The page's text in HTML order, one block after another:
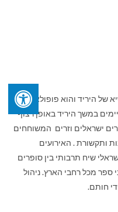
של היריד והוא פופולארי
במשך היריד באופן רצוף
ישראלים וזרים המשוחחים
ותקשורת . האירועים
שיח תרבותי בין סופרים
ספר מכל רחבי הארץ. ניהול
חותם.